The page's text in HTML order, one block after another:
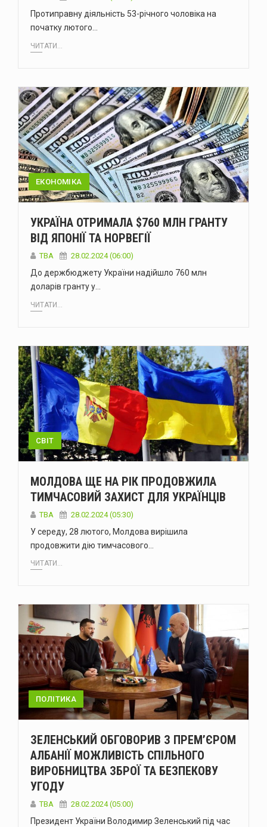
Протиправну діяльність 53-річного чоловіка на
початку лютого…
ЧИТАТИ...
ЕКОНОМІКА
УКРАЇНА ОТРИМАЛА $760 МЛН ГРАНТУ
ВІД ЯПОНІЇ ТА НОРВЕГІЇ
ТВА 28.02.2024 (06:00)
До держбюджету України надійшло 760 млн
доларів гранту у…
ЧИТАТИ...
СВІТ
МОЛДОВА ЩЕ НА РІК ПРОДОВЖИЛА
ТИМЧАСОВИЙ ЗАХИСТ ДЛЯ УКРАЇНЦІВ
ТВА 28.02.2024 (05:30)
У середу, 28 лютого, Молдова вирішила
продовжити дію тимчасового…
ЧИТАТИ...
ПОЛІТИКА
ЗЕЛЕНСЬКИЙ ОБГОВОРИВ З ПРЕМ’ЄРОМ
АЛБАНІЇ МОЖЛИВІСТЬ СПІЛЬНОГО
ВИРОБНИЦТВА ЗБРОЇ ТА БЕЗПЕКОВУ
УГОДУ
ТВА 28.02.2024 (05:00)
Президент України Володимир Зеленський під час